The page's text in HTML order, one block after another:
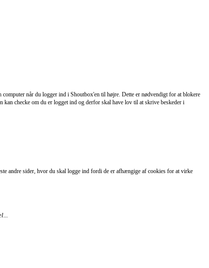
når du logger ind i Shoutbox'en til højre. Dette er nødvendigt for at blokere
kan checke om du er logget ind og derfor skal have lov til at skrive beskeder i
andre sider, hvor du skal logge ind fordi de er afhængige af cookies for at virke